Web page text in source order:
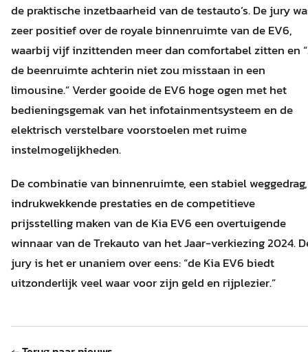
de praktische inzetbaarheid van de testauto’s. De jury
zeer positief over de royale binnenruimte van de EV6,
waarbij vijf inzittenden meer dan comfortabel zitten en
de beenruimte achterin niet zou misstaan in een
limousine.” Verder gooide de EV6 hoge ogen met het
bedieningsgemak van het infotainmentsysteem en de
elektrisch verstelbare voorstoelen met ruime
instelmogelijkheden.
De combinatie van binnenruimte, een stabiel weggedrag,
indrukwekkende prestaties en de competitieve
prijsstelling maken van de Kia EV6 een overtuigende
winnaar van de Trekauto van het Jaar-verkiezing 2024.
jury is het er unaniem over eens: “de Kia EV6 biedt
uitzonderlijk veel waar voor zijn geld en rijplezier.”